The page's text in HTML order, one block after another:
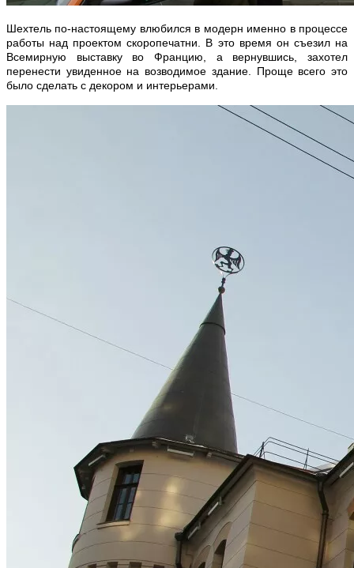
Шехтель по-настоящему влюбился в модерн именно в процессе
работы над проектом скоропечатни. В это время он съезил на
Всемирную выставку во Францию, а вернувшись, захотел
перенести увиденное на возводимое здание. Проще всего это
было сделать с декором и интерьерами.